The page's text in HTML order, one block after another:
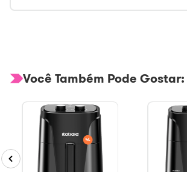
Você Também Pode Gostar: